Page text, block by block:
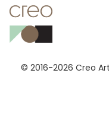
© 2016-2026 Creo